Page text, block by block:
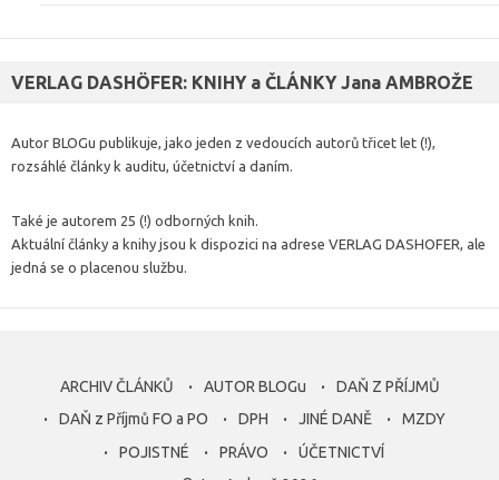
VERLAG DASHÖFER: KNIHY a ČLÁNKY Jana AMBROŽE
Autor BLOGu publikuje, jako jeden z vedoucích autorů třicet let (!),
rozsáhlé články k auditu, účetnictví a daním.
Také je autorem 25 (!) odborných knih.
Aktuální články a knihy jsou k dispozici na adrese VERLAG DASHOFER, ale
jedná se o placenou službu.
ARCHIV ČLÁNKŮ AUTOR BLOGu
DAŇ Z PŘÍJMŮ
DAŇ z Příjmů FO a PO
DPH JINÉ DANĚ
MZDY
POJISTNÉ
PRÁVO
ÚČETNICTVÍ